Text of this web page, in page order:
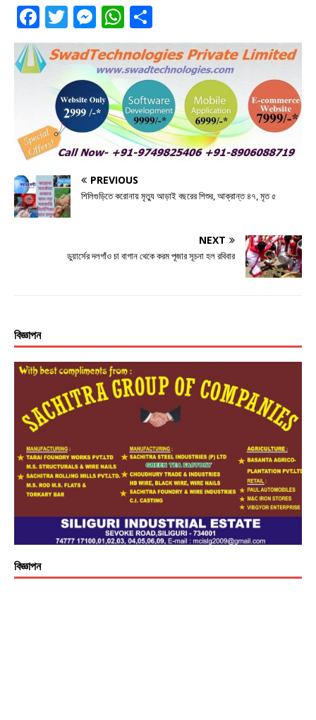
F
a
c
e
o
o
k
T
w
it
te
r
M
e
ss
e
n
g
e
r
W
h
at
s
A
p
p
h
ar
e
PREVIOUS
শিলিগুড়িতে করোনায় মৃত্যু আড়াই বছরের শিশুর, আক্রান্ত ৪৭, মৃত ৫
NEXT
ডুয়ার্সের দলগাঁও চা বাগান থেকে করম পূজার সূচনা হল রবিবার
বিজ্ঞাপন
বিজ্ঞাপন